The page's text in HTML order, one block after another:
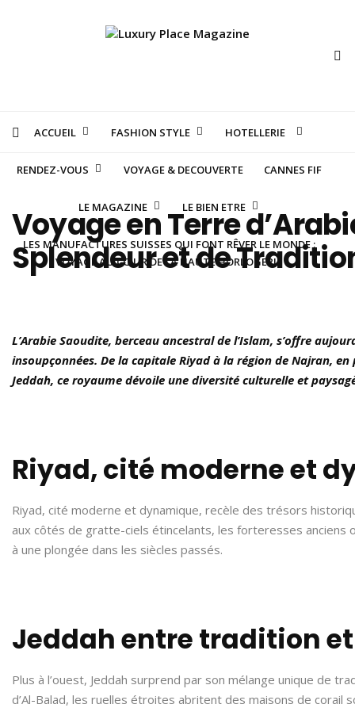
ACCUEIL FASHION STYLE HOTELLERIE
RENDEZ-VOUS VOYAGE & DECOUVERTE CANNES FIF
LE MAGAZINE LE BIEN ETRE
LES MANUFACTURES SUISSES QUI FONT RÊVER LE MONDE :
VOYAGE AU CŒUR DE LA HAUTE HORLOGERIE
Voyage en Terre
Splendeur et de
L’Arabie Saoudite, berceau ancestral de l’Islam, s’offre
insoupçonnées. De la capitale Riyad à la région de Najran,
Jeddah, ce royaume dévoile une diversité culturelle et
Riyad, cité moderne et
Riyad, cité moderne et dynamique, recèle des trésors
aux côtés de gratte-ciels étincelants, les forteresses
à une plongée dans les siècles passés.
Jeddah entre tradition
Plus à l’ouest, Jeddah surprend par son mélange unique de
d’Al-Balad, les ruelles étroites abritent des maisons de corail